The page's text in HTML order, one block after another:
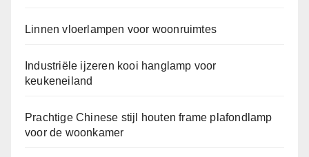
Linnen vloerlampen voor woonruimtes
Industriële ijzeren kooi hanglamp voor
keukeneiland
Prachtige Chinese stijl houten frame plafondlamp
voor de woonkamer